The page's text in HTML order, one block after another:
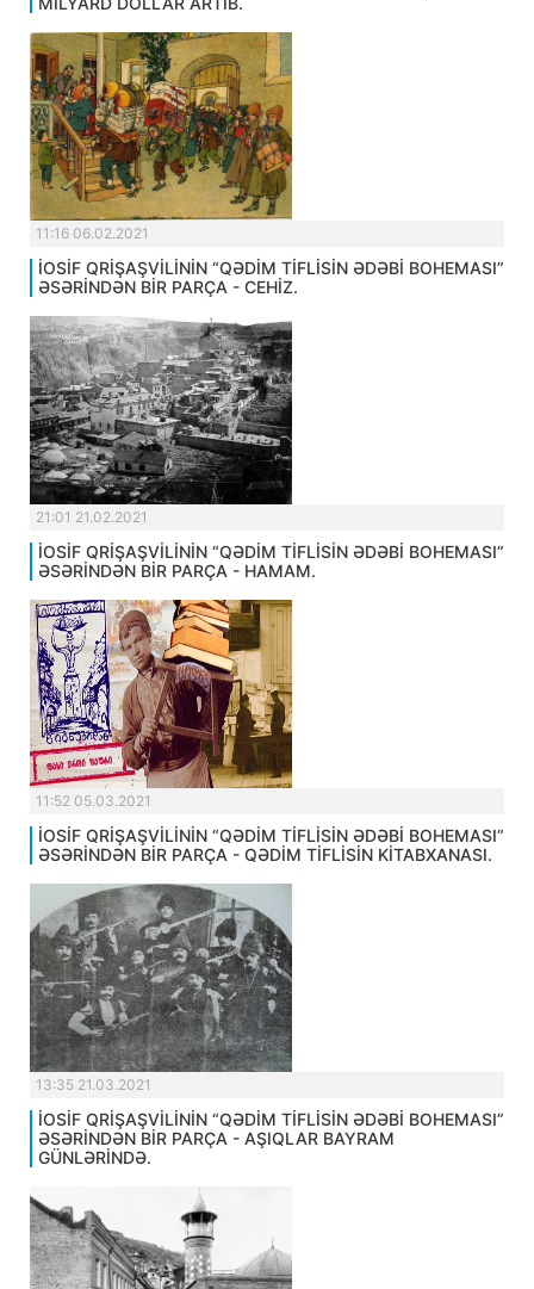
11:16 06.02.2021
İOSİF QRİŞAŞVİLİNİN “QƏDİM TİFLİSİN ƏDƏBİ BOHEMASI”
ƏSƏRİNDƏN BİR PARÇA - CEHİZ.
21:01 21.02.2021
İOSİF QRİŞAŞVİLİNİN “QƏDİM TİFLİSİN ƏDƏBİ BOHEMASI”
ƏSƏRİNDƏN BİR PARÇA - HAMAM.
11:52 05.03.2021
İOSİF QRİŞAŞVİLİNİN “QƏDİM TİFLİSİN ƏDƏBİ BOHEMASI”
ƏSƏRİNDƏN BİR PARÇA - QƏDİM TİFLİSİN KİTABXANASI.
13:35 21.03.2021
İOSİF QRİŞAŞVİLİNİN “QƏDİM TİFLİSİN ƏDƏBİ BOHEMASI”
ƏSƏRİNDƏN BİR PARÇA - AŞIQLAR BAYRAM
GÜNLƏRİNDƏ.